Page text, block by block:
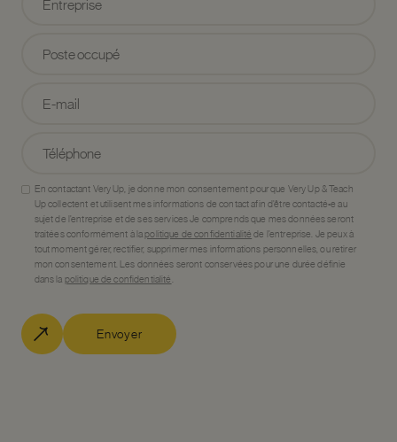
En contactant Very Up, je donne mon consentement pour que Very Up & Teach
Up collectent et utilisent mes informations de contact afin d’être contacté•e au
sujet de l’entreprise et de ses services Je comprends que mes données seront
traitées conformément à lapolitique de confidentialité de l’entreprise. Je peux à
tout moment gérer, rectifier, supprimer mes informations personnelles, ou retirer
mon consentement. Les données seront conservées pour une durée définie
dans la politique de confidentialité
Envoyer